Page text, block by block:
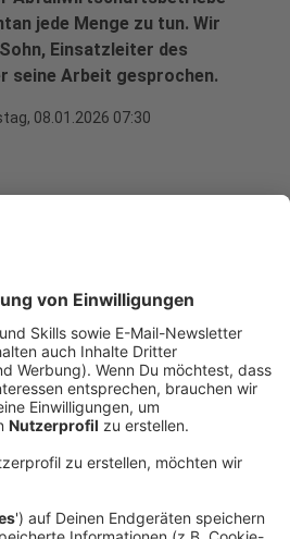
jede Menge zu tun. Wir
Einsatzleiter des
seine Arbeit gesprochen.
08.01.2026 07:30
haben Münster weiterhin
soll es nochmal richtig glatt
sicher von A nach B kommen,
der
Münster (awm) nachts auf,
Streufahrzeugen sicher zu
koordiniert das Ganze als
bei den awm.